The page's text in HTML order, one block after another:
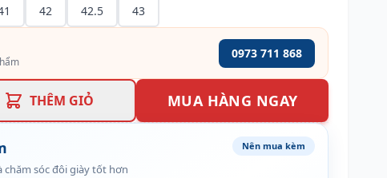
42 42.5 43
0973 711 868
THÊM GIỎ MUA HÀNG NGAY
chăm sóc đôi giày tốt hơn
Nên mua kèm